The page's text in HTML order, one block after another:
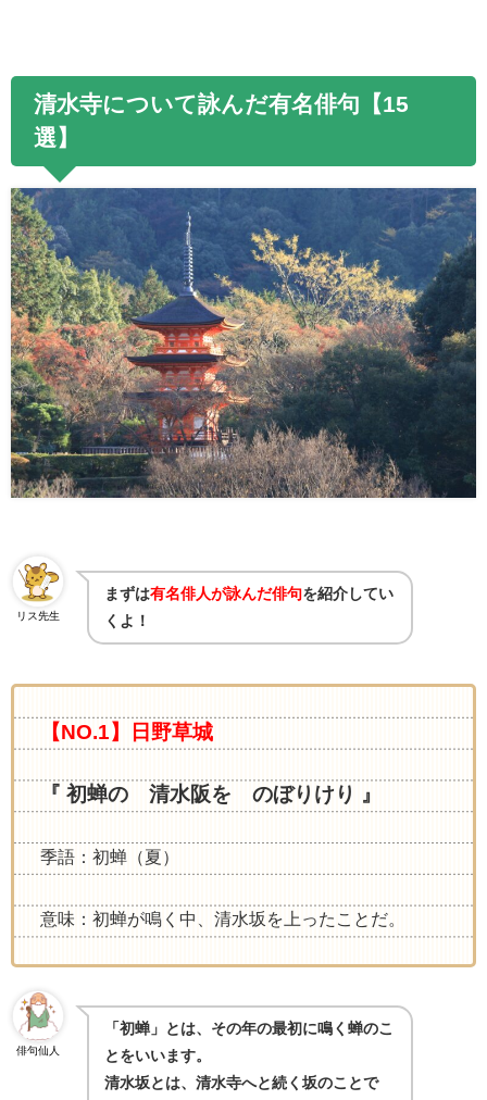
清水寺について詠んだ有名俳句【15
選】
リス先生
まずは有名俳人が詠んだ俳句を紹介してい
くよ！
【NO.1】日野草城
『 初蝉の 清水阪を のぼりけり 』
季語：初蝉（夏）
意味：初蝉が鳴く中、清水坂を上ったことだ。
俳句仙人
「初蝉」とは、その年の最初に鳴く蝉のこ
とをいいます。
清水坂とは、清水寺へと続く坂のことで